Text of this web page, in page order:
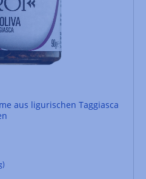
aus ligurischen Taggiasca